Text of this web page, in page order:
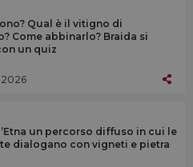
Qual è il vitigno di
Come abbinarlo? Braida si
un quiz
un percorso diffuso in cui le
dialogano con vigneti e pietra